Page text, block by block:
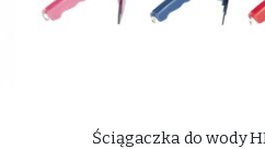
Ściągaczka do wody